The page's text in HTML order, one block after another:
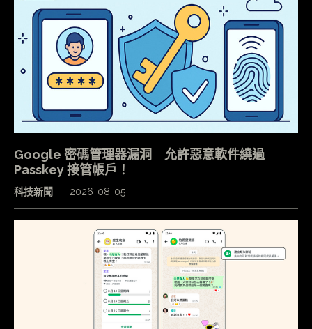
Google 密碼管理器漏洞 允許惡意軟件繞過
Passkey 接管帳戶！
科技新聞 2026-08-05